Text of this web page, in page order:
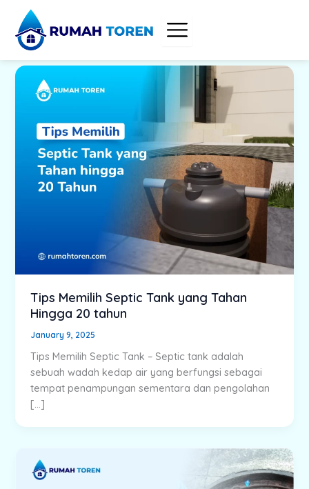
content
Tips Memilih Septic Tank yang Tahan
Hingga 20 tahun
January 9, 2025
Tips Memilih Septic Tank – Septic tank adalah
sebuah wadah kedap air yang berfungsi sebagai
tempat penampungan sementara dan pengolahan
[…]